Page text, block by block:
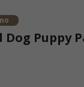
Puppy